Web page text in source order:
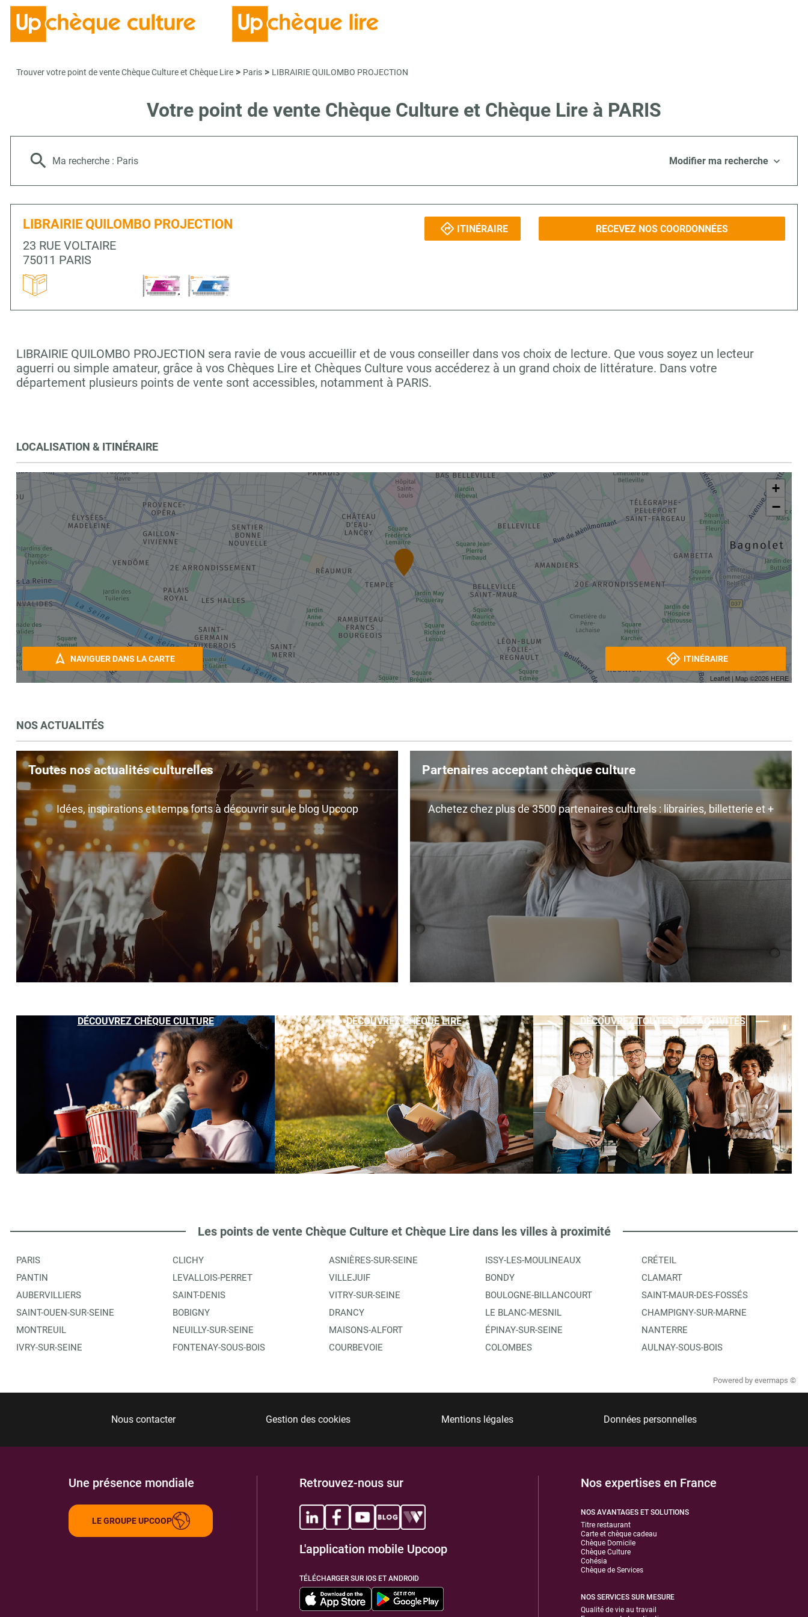
Trouver votre point de vente Chèque Culture et Chèque Lire > Paris > LIBRAIRIE QUILOMBO PROJECTION
Votre point de vente Chèque Culture et Chèque Lire à PARIS
Ma recherche : Paris Modifier ma recherche
LIBRAIRIE QUILOMBO PROJECTION
23 RUE VOLTAIRE
75011 PARIS
ITINÉRAIRE RECEVEZ NOS COORDONNÉES
LIBRAIRIE QUILOMBO PROJECTION sera ravie de vous accueillir et de vous conseiller dans vos choix de lecture. Que vous soyez un lecteur
aguerri ou simple amateur, grâce à vos Chèques Lire et Chèques Culture vous accéderez à un grand choix de littérature. Dans votre
département plusieurs points de vente sont accessibles, notamment à PARIS.
LOCALISATION & ITINÉRAIRE
+
−
Leaflet | Map ©2026 HERE
NAVIGUER DANS LA CARTE ITINÉRAIRE
NOS ACTUALITÉS
Toutes nos actualités culturelles
Idées, inspirations et temps forts à découvrir sur le blog Upcoop
Partenaires acceptant chèque culture
Achetez chez plus de 3500 partenaires culturels : librairies, billetterie et +
DÉCOUVREZ CHÈQUE CULTURE DÉCOUVREZ CHÈQUE LIRE DÉCOUVREZ TOUTES NOS ACTIVITÉS
Les points de vente Chèque Culture et Chèque Lire dans les villes à proximité
PARIS
PANTIN
AUBERVILLIERS
SAINT-OUEN-SUR-SEINE
MONTREUIL
IVRY-SUR-SEINE
CLICHY
LEVALLOIS-PERRET
SAINT-DENIS
BOBIGNY
NEUILLY-SUR-SEINE
FONTENAY-SOUS-BOIS
ASNIÈRES-SUR-SEINE
VILLEJUIF
VITRY-SUR-SEINE
DRANCY
MAISONS-ALFORT
COURBEVOIE
ISSY-LES-MOULINEAUX
BONDY
BOULOGNE-BILLANCOURT
LE BLANC-MESNIL
ÉPINAY-SUR-SEINE
COLOMBES
CRÉTEIL
CLAMART
SAINT-MAUR-DES-FOSSÉS
CHAMPIGNY-SUR-MARNE
NANTERRE
AULNAY-SOUS-BOIS
Powered by evermaps ©
Nous contacter Gestion des cookies Mentions légales Données personnelles
Une présence mondiale
LE GROUPE UPCOOP
Retrouvez-nous sur
L'application mobile Upcoop
TÉLÉCHARGER SUR IOS ET ANDROID
Nos expertises en France
NOS AVANTAGES ET SOLUTIONS
Titre restaurant
Carte et chèque cadeau
Chèque Domicile
Chèque Culture
Cohésia
Chèque de Services
NOS SERVICES SUR MESURE
Qualité de vie au travail